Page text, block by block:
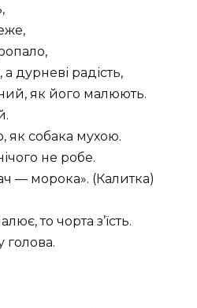
дурневі радість,
як його малюють.
собака мухою.
не робе.
— морока». (Калитка)
то чорта з’їсть.
голова.